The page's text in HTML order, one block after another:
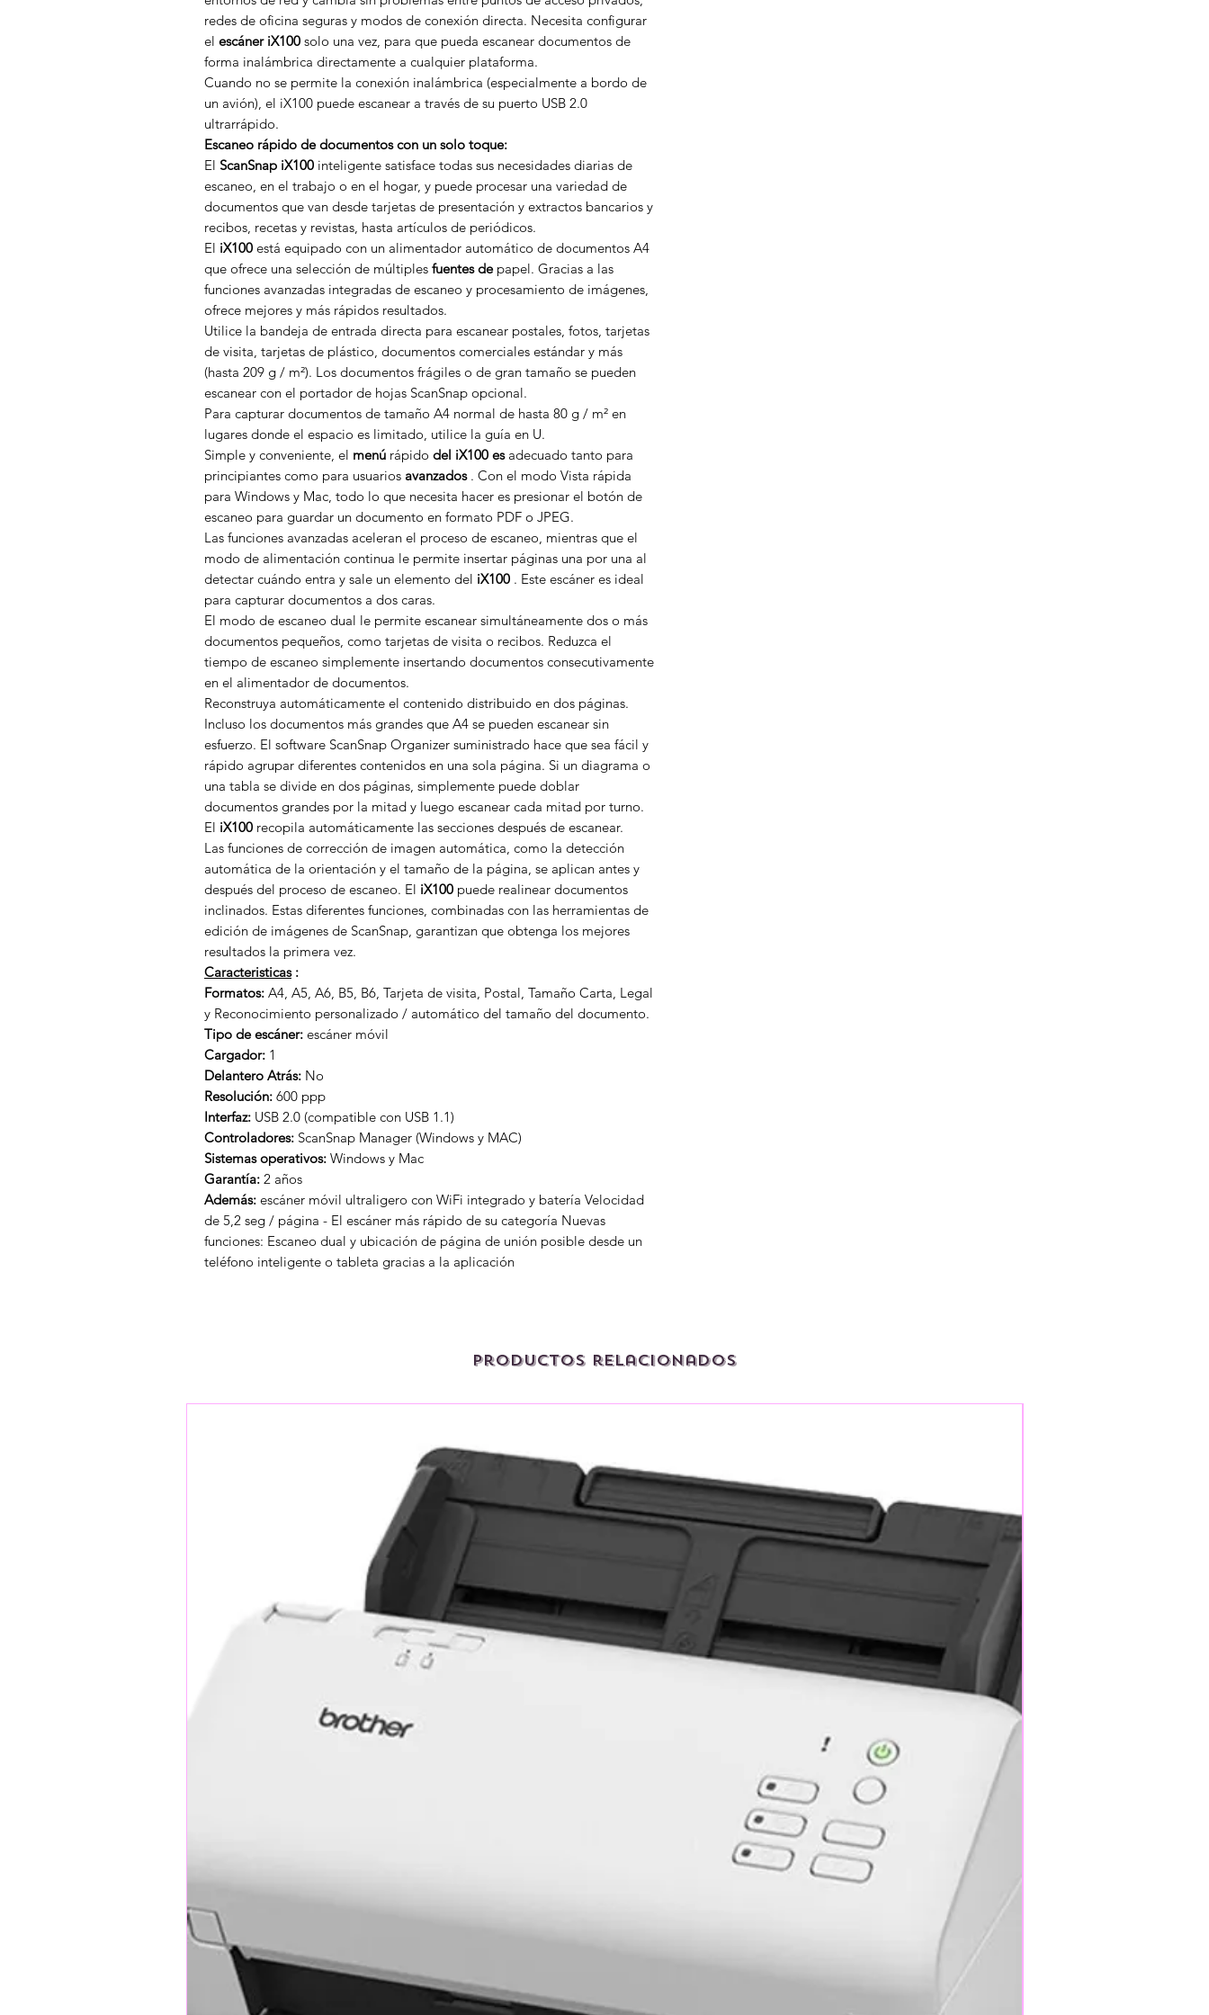
redes de oficina seguras y modos de conexión directa. Necesita configurar
el escáner iX100 solo una vez, para que pueda escanear documentos de
forma inalámbrica directamente a cualquier plataforma.
Cuando no se permite la conexión inalámbrica (especialmente a bordo de
un avión), el iX100 puede escanear a través de su puerto USB 2.0
ultrarrápido.
Escaneo rápido de documentos con un solo toque:
El ScanSnap iX100 inteligente satisface todas sus necesidades diarias de
escaneo, en el trabajo o en el hogar, y puede procesar una variedad de
documentos que van desde tarjetas de presentación y extractos bancarios y
recibos, recetas y revistas, hasta artículos de periódicos.
El iX100 está equipado con un alimentador automático de documentos A4
que ofrece una selección de múltiples fuentes depapel. Gracias a las
funciones avanzadas integradas de escaneo y procesamiento de imágenes,
ofrece mejores y más rápidos resultados.
Utilice la bandeja de entrada directa para escanear postales, fotos, tarjetas
de visita, tarjetas de plástico, documentos comerciales estándar y más
(hasta 209 g / m²). Los documentos frágiles o de gran tamaño se pueden
escanear con el portador de hojas ScanSnap opcional.
Para capturar documentos de tamaño A4 normal de hasta 80 g / m² en
lugares donde el espacio es limitado, utilice la guía en U.
Simple y conveniente, el menú rápido del iX100 esadecuado tanto para
principiantes como para usuarios avanzados. Con el modo Vista rápida
para Windows y Mac, todo lo que necesita hacer es presionar el botón de
escaneo para guardar un documento en formato PDF o JPEG.
Las funciones avanzadas aceleran el proceso de escaneo, mientras que el
modo de alimentación continua le permite insertar páginas una por una al
detectar cuándo entra y sale un elemento del iX100 . Este escáner es ideal
para capturar documentos a dos caras.
El modo de escaneo dual le permite escanear simultáneamente dos o más
documentos pequeños, como tarjetas de visita o recibos. Reduzca el
tiempo de escaneo simplemente insertando documentos consecutivamente
en el alimentador de documentos.
Reconstruya automáticamente el contenido distribuido en dos páginas.
Incluso los documentos más grandes que A4 se pueden escanear sin
esfuerzo. El software ScanSnap Organizer suministrado hace que sea fácil y
rápido agrupar diferentes contenidos en una sola página. Si un diagrama o
una tabla se divide en dos páginas, simplemente puede doblar
documentos grandes por la mitad y luego escanear cada mitad por turno.
El iX100 recopila automáticamente las secciones después de escanear.
Las funciones de corrección de imagen automática, como la detección
automática de la orientación y el tamaño de la página, se aplican antes y
después del proceso de escaneo. El iX100 puede realinear documentos
inclinados. Estas diferentes funciones, combinadas con las herramientas de
edición de imágenes de ScanSnap, garantizan que obtenga los mejores
resultados la primera vez.
Caracteristicas:
Formatos: A4, A5, A6, B5, B6, Tarjeta de visita, Postal, Tamaño Carta, Legal
y Reconocimiento personalizado / automático del tamaño del documento.
Tipo de escáner: escáner móvil
Cargador: 1
Delantero Atrás: No
Resolución: 600 ppp
Interfaz: USB 2.0 (compatible con USB 1.1)
Controladores: ScanSnap Manager (Windows y MAC)
Sistemas operativos: Windows y Mac
Garantía: 2 años
Además: escáner móvil ultraligero con WiFi integrado y batería Velocidad
de 5,2 seg / página - El escáner más rápido de su categoría Nuevas
funciones: Escaneo dual y ubicación de página de unión posible desde un
teléfono inteligente o tableta gracias a la aplicación
Productos relacionados